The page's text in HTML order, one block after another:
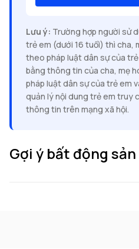
Lưu ý: Trường hợp người sử
trẻ em (dưới 16 tuổi) thì cha,
theo pháp luật dân sự của
bằng thông tin của cha, mẹ
pháp luật dân sự của trẻ em
quản lý nội dung trẻ em truy
thông tin trên mạng xã hội.
Gợi ý bất động sản